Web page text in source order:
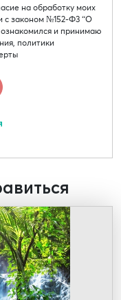
на обработку моих
с законом №152-Ф3 “О
ознакомился и принимаю
политики